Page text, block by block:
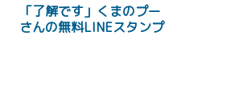
「了解です」くまのプー
さんの無料LINEスタンプ